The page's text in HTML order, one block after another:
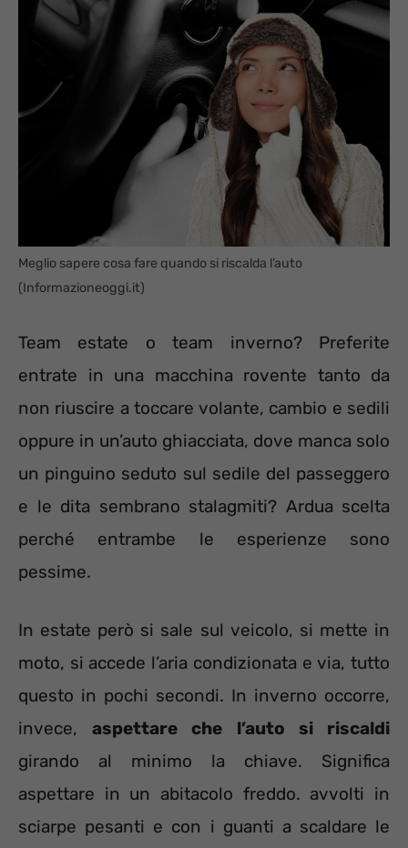
Meglio sapere cosa fare quando si riscalda l’auto
(Informazioneoggi.it)
Team estate o team inverno? Preferite
entrate in una macchina rovente tanto da
non riuscire a toccare volante, cambio e sedili
oppure in un’auto ghiacciata, dove manca solo
un pinguino seduto sul sedile del passeggero
e le dita sembrano stalagmiti? Ardua scelta
perché entrambe le esperienze sono
pessime.
In estate però si sale sul veicolo, si mette in
moto, si accede l’aria condizionata e via, tutto
questo in pochi secondi. In inverno occorre,
invece,aspettare che l’auto si riscaldi
girando al minimo la chiave. Significa
aspettare in un abitacolo freddo. avvolti in
sciarpe pesanti e con i guanti a scaldare le